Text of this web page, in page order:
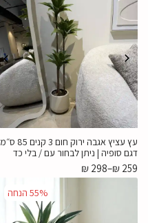
עץ עציץ אגבה ירוק חום 3 קנים 85 ס״מ
דגם סופיה | ניתן לבחור עם / בלי כד
₪ 259
–
₪ 298
55% הנחה